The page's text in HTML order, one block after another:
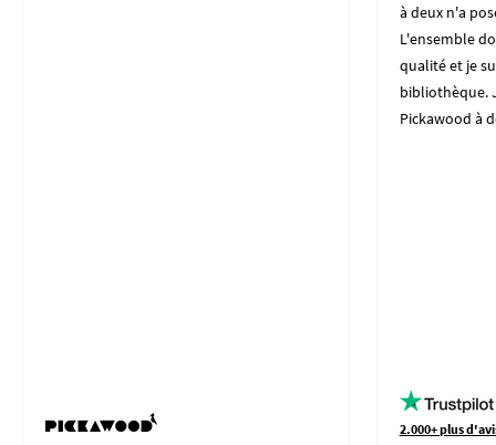
à deux n'a
L'ensemble
qualité et je
bibliothèque.
Pickawood à
2.000+ plus